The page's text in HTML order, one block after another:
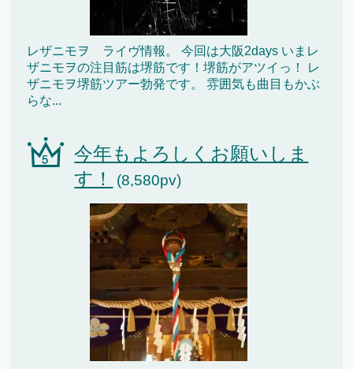
レザニモヲ ライヴ情報。 今回は大阪2days いまレ
ザニモヲの注目筋は堺筋です！堺筋がアツイっ！ レ
ザニモヲ堺筋ツアー勃発です。 雰囲気も曲目もかぶ
らな...
今年もよろしくお願いしま
す！
(8,580pv)